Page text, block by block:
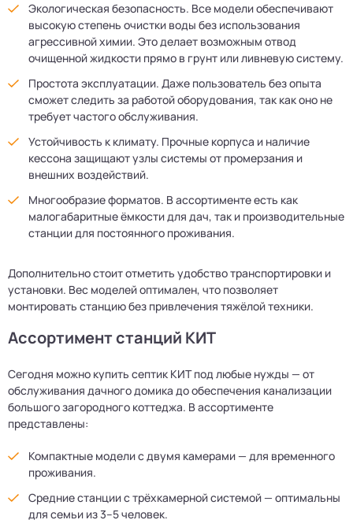
Экологическая безопасность. Все модели обеспечивают
высокую степень очистки воды без использования
агрессивной химии. Это делает возможным отвод
очищенной жидкости прямо в грунт или ливневую систему.
Простота эксплуатации. Даже пользователь без опыта
сможет следить за работой оборудования, так как оно не
требует частого обслуживания.
Устойчивость к климату. Прочные корпуса и наличие
кессона защищают узлы системы от промерзания и
внешних воздействий.
Многообразие форматов. В ассортименте есть как
малогабаритные ёмкости для дач, так и производительные
станции для постоянного проживания.
Дополнительно стоит отметить удобство транспортировки и
установки. Вес моделей оптимален, что позволяет
монтировать станцию без привлечения тяжёлой техники.
Ассортимент станций КИТ
Сегодня можно купить септик КИТ под любые нужды — от
обслуживания дачного домика до обеспечения канализации
большого загородного коттеджа. В ассортименте
представлены:
Компактные модели с двумя камерами — для временного
проживания.
Средние станции с трёхкамерной системой — оптимальны
для семьи из 3–5 человек.